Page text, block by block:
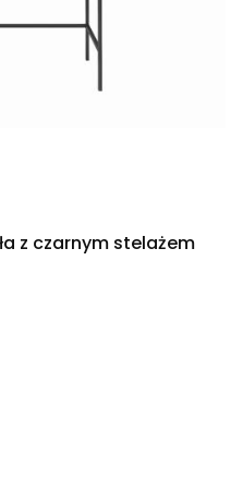
z czarnym stelażem